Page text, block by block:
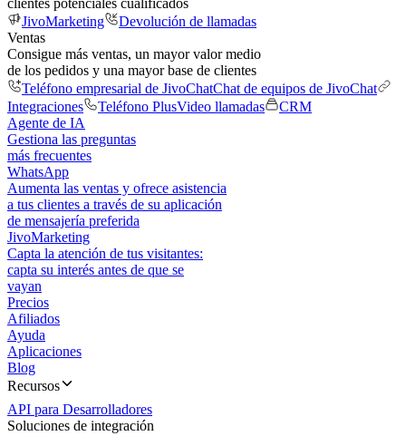
clientes potenciales cualificados
JivoMarketing
Devolución de llamadas
Ventas
Consigue más ventas, un mayor valor medio
de los pedidos y una mayor base de clientes
Teléfono empresarial de JivoChatChat de equipos de JivoChat
Integraciones
Teléfono PlusVideo llamadas
CRM
Agente de IA
Gestiona las preguntas
más frecuentes
WhatsApp
Aumenta las ventas y ofrece asistencia
a tus clientes a través de su aplicación
de mensajería preferida
JivoMarketing
Capta la atención de tus visitantes:
capta su interés antes de que se
vayan
Precios
Afiliados
Ayuda
Aplicaciones
Blog
Recursos
API para Desarrolladores
Soluciones de integración